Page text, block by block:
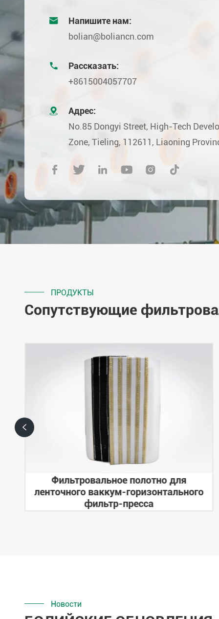

Напишите нам:
bolian@boliancn.com

Рассказать:
+8615004057707

Адрес:
No.85 Dongyi Street, High-Tech
Zone, Tieling, 112611, Liaoning
     
ПРОДУКТЫ
Сопутствующие
Фильтровальное полотно для
ленточного ваккум-горизонтального
фильтр-пресса

Новости